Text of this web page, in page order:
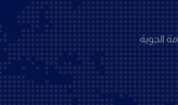
الجوية